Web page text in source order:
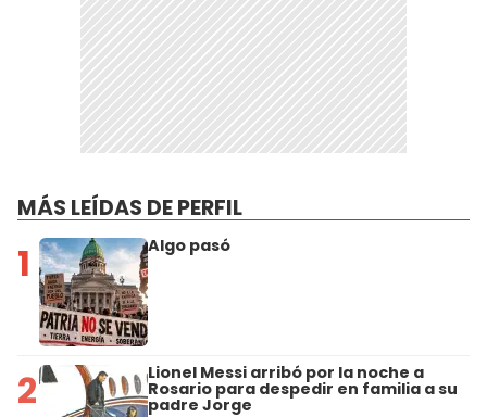
MÁS LEÍDAS DE PERFIL
1 Algo pasó
2 Lionel Messi arribó por la noche a
Rosario para despedir en familia a su
padre Jorge